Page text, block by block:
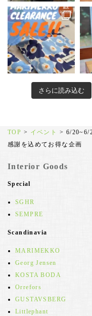
さらに読み込む
TOP > イベント > 6/20~6/
感謝を込めてお得な企画
Interior Goods
Special
SGHR
SEMPRE
Scandinavia
MARIMEKKO
Georg Jensen
KOSTA BODA
Orrefors
GUSTAVSBERG
Littlephant